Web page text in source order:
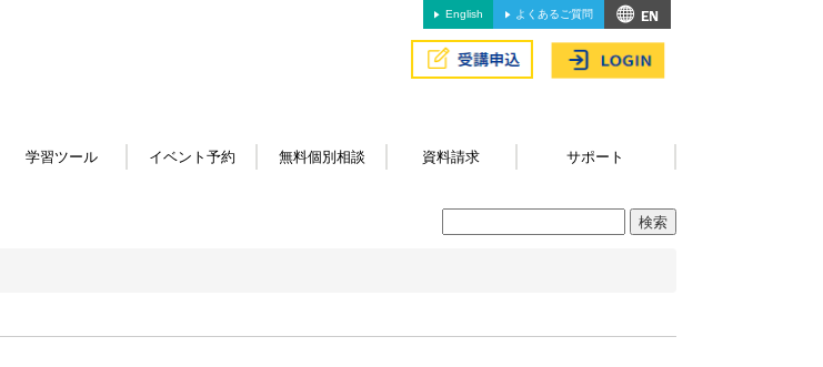
English よくあるご質問
学習ツール イベント予約 無料個別相談 資料請求 サポート